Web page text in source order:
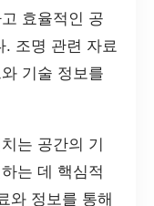
효율적인 공
. 조명 관련 자료
기술 정보를
는 공간의 기
는 데 핵심적
와 정보를 통해